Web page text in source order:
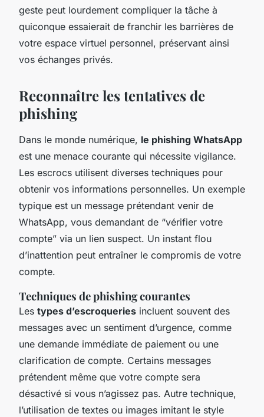
geste peut lourdement compliquer la tâche à
quiconque essaierait de franchir les barrières de
votre espace virtuel personnel, préservant ainsi
vos échanges privés.
Reconnaître les tentatives de
phishing
Dans le monde numérique, le phishing WhatsApp
est une menace courante qui nécessite vigilance.
Les escrocs utilisent diverses techniques pour
obtenir vos informations personnelles. Un exemple
typique est un message prétendant venir de
WhatsApp, vous demandant de “vérifier votre
compte” via un lien suspect. Un instant flou
d’inattention peut entraîner le compromis de votre
compte.
Techniques de phishing courantes
Les types d’escroqueries incluent souvent des
messages avec un sentiment d’urgence, comme
une demande immédiate de paiement ou une
clarification de compte. Certains messages
prétendent même que votre compte sera
désactivé si vous n’agissez pas. Autre technique,
l’utilisation de textes ou images imitant le style